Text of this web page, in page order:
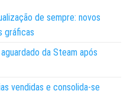
de sempre: novos
gráficas
da Steam após
vendidas e consolida-se